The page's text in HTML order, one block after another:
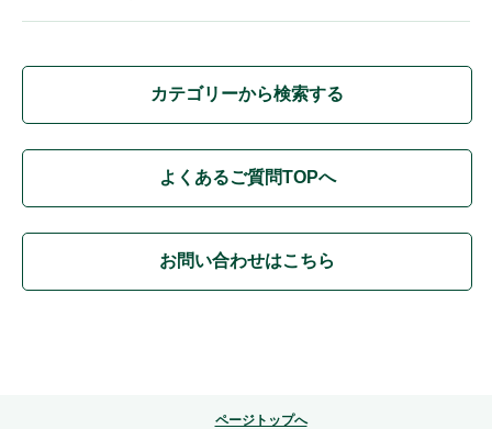
カテゴリーから検索する
よくあるご質問TOPへ
お問い合わせはこちら
ページトップへ